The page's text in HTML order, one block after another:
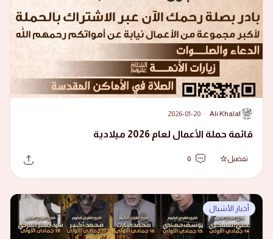
A
Ali Khalaf
·
2026-01-20
قائمة حملة الأعمال لعام 2026 ميلادية
تفضيل 0
أخبار الأشبال